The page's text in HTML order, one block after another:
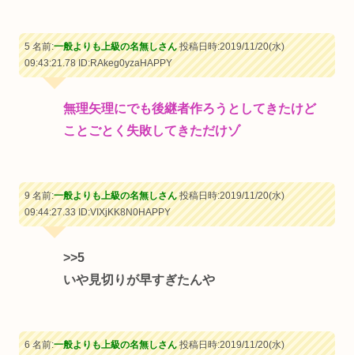
5 名前:一般よりも上級の名無しさん投稿日時:2019/11/20(水)
09:43:21.78ID:RAkeg0yzaHAPPY
無理矢理にでも後継者作ろうとしてきたけど
ことごとく失敗してきただけゾ
9 名前:一般よりも上級の名無しさん投稿日時:2019/11/20(水)
09:44:27.33ID:VIXjKK8N0HAPPY
>>5
いや見切りが早すぎたんや
6 名前:一般よりも上級の名無しさん投稿日時:2019/11/20(水)